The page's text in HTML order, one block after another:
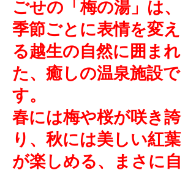
ごせの「梅の湯」は、
季節ごとに表情を変え
る越生の自然に囲まれ
た、癒しの温泉施設で
す。
春には梅や桜が咲き誇
り、秋には美しい紅葉
が楽しめる、まさに自